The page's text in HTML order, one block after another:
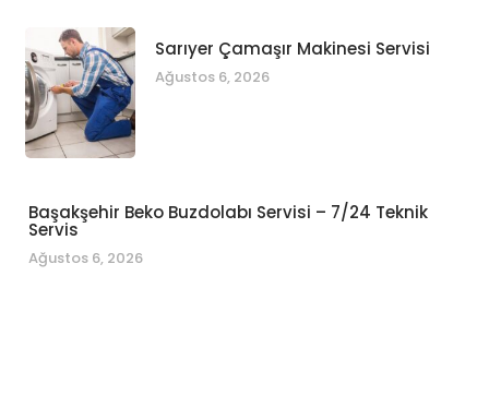
Sarıyer Çamaşır Makinesi Servisi
Ağustos 6, 2026
Başakşehir Beko Buzdolabı Servisi – 7/24 Teknik
Servis
Ağustos 6, 2026